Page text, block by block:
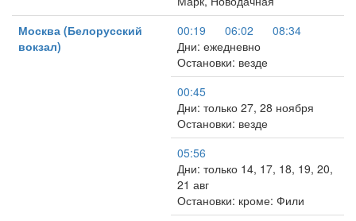
Москва (Белорусский
вокзал)
00:19 06:02
08:34
Дни: ежедневно
Остановки: везде
00:45
Дни: только 27, 28 ноября
Остановки: везде
05:56
Дни: только 14, 17, 18, 19, 20,
21 авг
Остановки: кроме: Фили